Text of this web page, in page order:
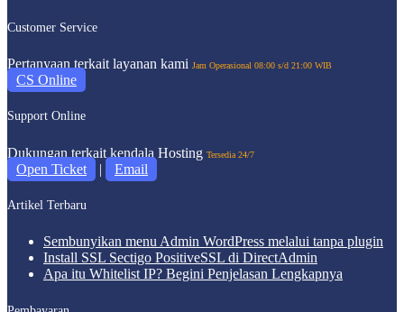
Customer Service
Pertanyaan terkait layanan kami Jam Operasional 08:00 s/d 21:00 WIB
CS Online
Support Online
Dukungan terkait kendala Hosting Tersedia 24/7
Open Ticket | Email
Artikel Terbaru
Sembunyikan menu Admin WordPress melalui tanpa plugin
Install SSL Sectigo PositiveSSL di DirectAdmin
Apa itu Whitelist IP? Begini Penjelasan Lengkapnya